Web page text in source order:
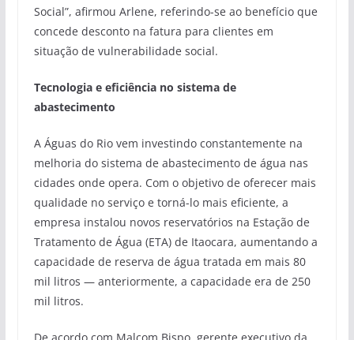
Social”, afirmou Arlene, referindo-se ao benefício que
concede desconto na fatura para clientes em
situação de vulnerabilidade social.
Tecnologia e eficiência no sistema de
abastecimento
A Águas do Rio vem investindo constantemente na
melhoria do sistema de abastecimento de água nas
cidades onde opera. Com o objetivo de oferecer mais
qualidade no serviço e torná-lo mais eficiente, a
empresa instalou novos reservatórios na Estação de
Tratamento de Água (ETA) de Itaocara, aumentando a
capacidade de reserva de água tratada em mais 80
mil litros — anteriormente, a capacidade era de 250
mil litros.